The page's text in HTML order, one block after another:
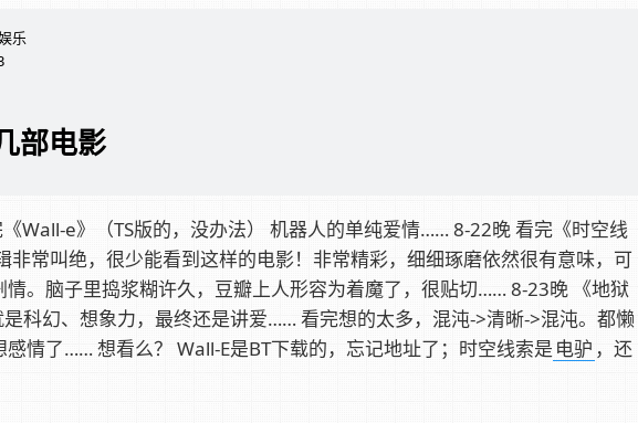
乐
部电影
Wall-e》（TS版的，没办法） 机器人的单纯爱情…… 8-22晚 看完《时空线
非常叫绝，很少能看到这样的电影！非常精彩，细细琢磨依然很有意味，可
情。脑子里捣浆糊许久，豆瓣上人形容为着魔了，很贴切…… 8-23晚 《地狱
科幻、想象力，最终还是讲爱…… 看完想的太多，混沌->清晰->混沌。都懒
感情了…… 想看么？ Wall-E是BT下载的，忘记地址了；时空线索是 电驴 ，还